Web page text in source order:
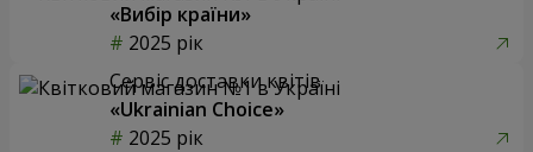
«Вибір країни»
2025 рік
Сервіс доставки квітів
«Ukrainian Choice»
2025 рік